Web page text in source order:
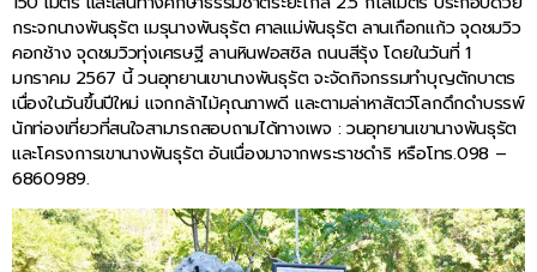
กระจกนางพันธุรัต เมรุนางพันธุรัต ศาลแม่พันธุรัต ลานเกือกแก้ว จุดชมวิว
คอกช้าง จุดชมวิวทุ่งเศรษฐี ลานหินฟอสซิล ถนนสีรุ้ง โดยในวันที่ 1
มกราคม 2567 นี้ วนอุทยานเขานางพันธุรัต จะจัดกิจกรรมทำบุญตักบาตร
เนื่องในวันขึ้นปีใหม่ แจกกล้าไม้คุณภาพดี และตามล่าหาสัตว์โลกดึกดำบรรพ์
นักท่องเที่ยวที่สนใจสามารถสอบถามได้ทางเพจ : วนอุทยานเขานางพันธุรัต
และโครงการเขานางพันธุรัต อันเนื่องมาจากพระราชดำริ หรือโทร.098 –
6860989.